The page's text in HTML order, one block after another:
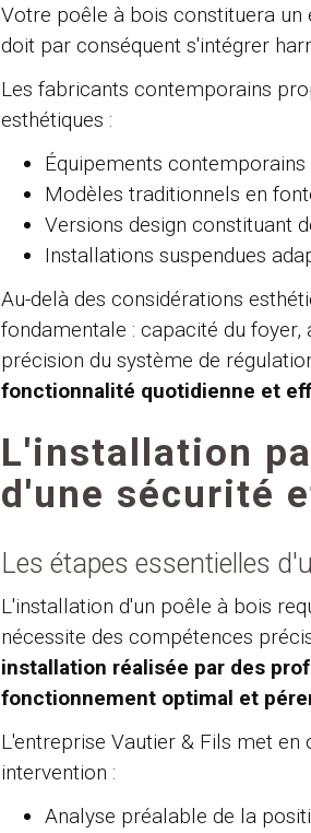
Votre poêle à bois constituera un
doit par conséquent s'intégrer
Les fabricants contemporains
esthétiques :
Équipements
Modèles traditionnels en
Versions design constituant
Installations suspendues
Au-delà des considérations
fondamentale : capacité du
précision du système de
fonctionnalité quotidienne et
L'installation
d'une sécurité
Les étapes essentielles
L'installation d'un poêle à bois
nécessite des compétences
installation réalisée par des
fonctionnement optimal et
L'entreprise Vautier & Fils met
intervention :
Analyse préalable de la